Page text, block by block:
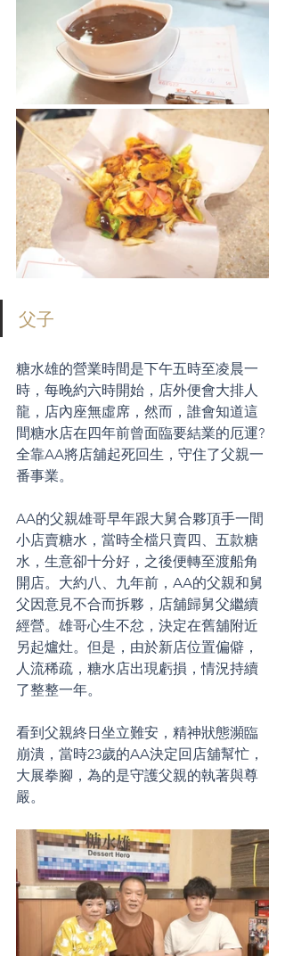
父子
糖水雄的營業時間是下午五時至凌晨一
時，每晚約六時開始，店外便會大排人
龍，店內座無虛席，然而，誰會知道這
間糖水店在四年前曾面臨要結業的厄運?
全靠AA將店舖起死回生，守住了父親一
番事業。
AA的父親雄哥早年跟大舅合夥頂手一間
小店賣糖水，當時全檔只賣四、五款糖
水，生意卻十分好，之後便轉至渡船角
開店。大約八、九年前，AA的父親和舅
父因意見不合而拆夥，店舖歸舅父繼續
經營。雄哥心生不忿，決定在舊舖附近
另起爐灶。但是，由於新店位置偏僻，
人流稀疏，糖水店出現虧損，情況持續
了整整一年。
看到父親終日坐立難安，精神狀態瀕臨
崩潰，當時23歲的AA決定回店舖幫忙，
大展拳腳，為的是守護父親的執著與尊
嚴。